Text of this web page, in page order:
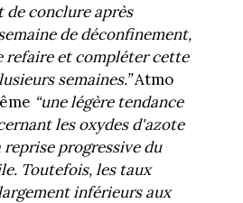
de conclure après
de déconfinement,
refaire et compléter cette
semaines.”Atmo
“une légère tendance
les oxydes d'azote
progressive du
Toutefois, les taux
inférieurs aux